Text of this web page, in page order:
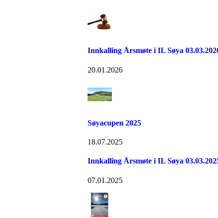
Innkalling Årsmøte i IL Søya
20.01.2026
Søyacupen 2025
18.07.2025
Innkalling Årsmøte i IL Søya
07.01.2025